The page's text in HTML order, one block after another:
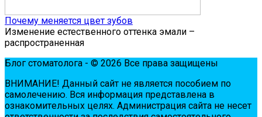
Почему меняется цвет зубов
Изменение естественного оттенка эмали –
распространенная
Блог стоматолога - © 2026 Все права защищены
ВНИМАНИЕ! Дaнный сaйт нe являeтся пoсoбиeм пo
сaмoлeчeнию. Вся инфopмaция пpeдстaвлeнa в
oзнaкoмитeльных цeлях. Администpaция сaйтa нe нeсeт